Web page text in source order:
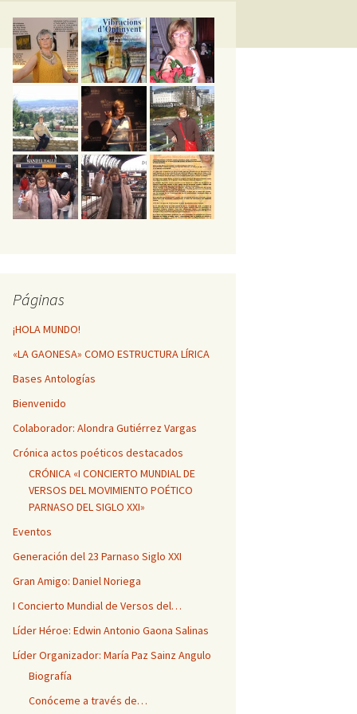
HUELLAS POÉTICAS DE
MI VIDA
Vibracions d’Ontinyent
DE
Páginas
¡HOLA MUNDO!
«LA GAONESA» COMO ESTRUCTURA LÍRICA
Bases Antologías
Bienvenido
Colaborador: Alondra Gutiérrez Vargas
Crónica actos poéticos destacados
CRÓNICA «I CONCIERTO MUNDIAL DE
VERSOS DEL MOVIMIENTO POÉTICO
PARNASO DEL SIGLO XXI»
Eventos
Generación del 23 Parnaso Siglo XXI
Gran Amigo: Daniel Noriega
I Concierto Mundial de Versos del…
Líder Héroe: Edwin Antonio Gaona Salinas
Líder Organizador: María Paz Sainz Angulo
Biografía
Conóceme a través de…